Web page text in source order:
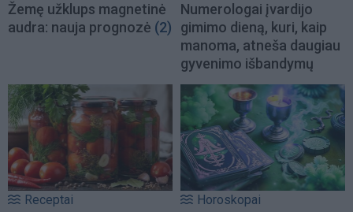
Žemę užklups magnetinė
audra: nauja prognozė (2)
Numerologai įvardijo
gimimo dieną, kuri, kaip
manoma, atneša daugiau
gyvenimo išbandymų
Receptai Horoskopai